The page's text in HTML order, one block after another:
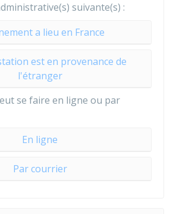
suivante(s) :
a lieu en France
est en provenance de
l'étranger
se faire en ligne ou par
En ligne
Par courrier